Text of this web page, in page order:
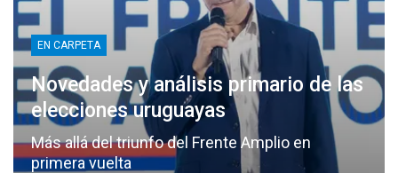
EN CARPETA
Novedades y análisis primario de las
elecciones uruguayas
Más allá del triunfo del Frente Amplio en
primera vuelta